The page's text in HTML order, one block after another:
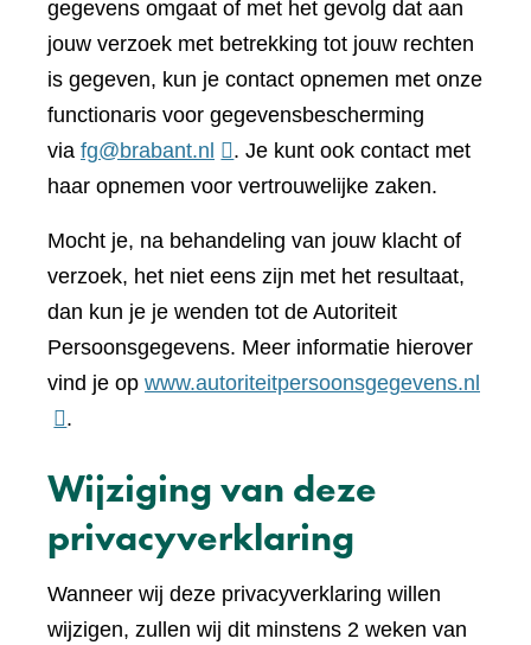
gegevens omgaat of met het gevolg dat aan
jouw verzoek met betrekking tot jouw rechten
is gegeven, kun je contact opnemen met onze
functionaris voor gegevensbescherming
via fg@brabant.nl
. Je kunt ook contact met
haar opnemen voor vertrouwelijke zaken.
Mocht je, na behandeling van jouw klacht of
verzoek, het niet eens zijn met het resultaat,
dan kun je je wenden tot de Autoriteit
Persoonsgegevens. Meer informatie hierover
vind je op www.autoriteitpersoonsgegevens.nl
.
Wijziging van deze
privacyverklaring
Wanneer wij deze privacyverklaring willen
wijzigen, zullen wij dit minstens 2 weken van